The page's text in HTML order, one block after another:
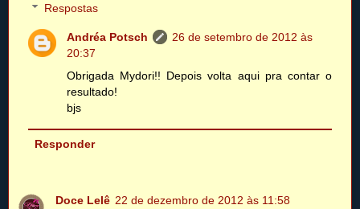
Respostas
Andréa Potsch
26 de setembro de 2012 às
20:37
Obrigada Mydori!! Depois volta aqui pra contar o
resultado!
bjs
Responder
Doce Lelê 22 de dezembro de 2012 às 11:58